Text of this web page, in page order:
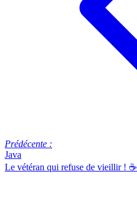
Prédécente :
Java
Le vétéran qui refuse de vieillir ! ☕